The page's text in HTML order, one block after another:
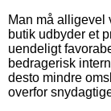
Man må
butik udbyder et
uendeligt
bedragerisk
desto mindre
overfor